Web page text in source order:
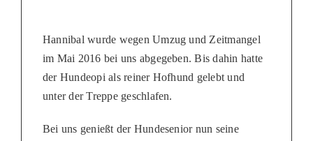
Hannibal wurde wegen Umzug und Zeitmangel
im Mai 2016 bei uns abgegeben. Bis dahin hatte
der Hundeopi als reiner Hofhund gelebt und
unter der Treppe geschlafen.
Bei uns genießt der Hundesenior nun seine